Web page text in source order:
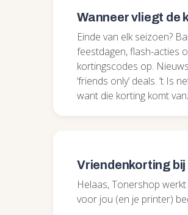
Wanneer vliegt de
Einde van elk seizoen?
feestdagen, flash-acties
kortingscodes op.
‘friends only’ deals. ’t Is
want die korting komt
Vriendenkorting
Helaas, Tonershop
voor jou (en je printer)